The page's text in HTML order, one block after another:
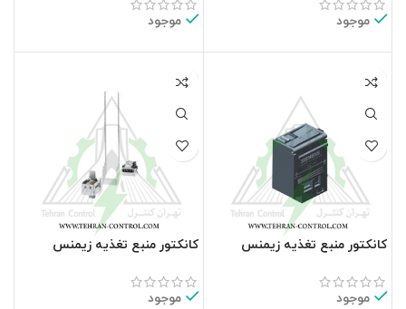
موجود موجود
کانکتور منبع تغذیه زیمنس
موجود
کانکتور منبع تغذیه زیمنس
موجود